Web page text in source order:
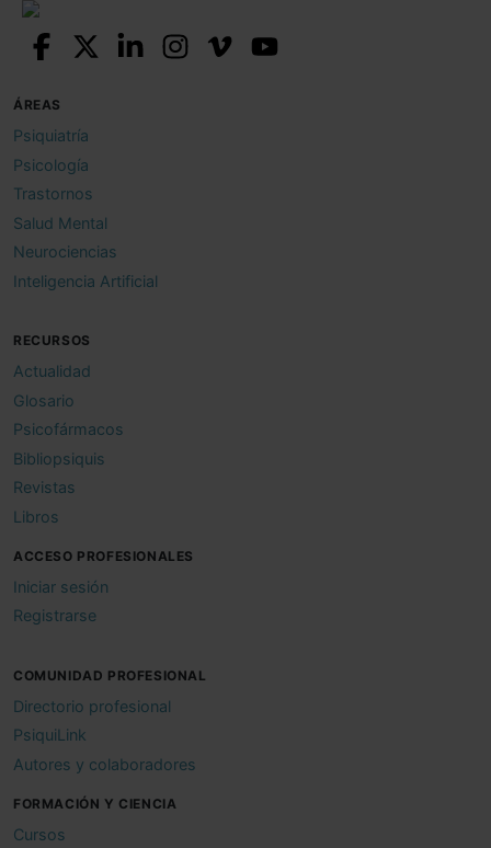
ÁREAS
Psiquiatría
Psicología
Trastornos
Salud Mental
Neurociencias
Inteligencia Artificial
RECURSOS
Actualidad
Glosario
Psicofármacos
Bibliopsiquis
Revistas
Libros
ACCESO PROFESIONALES
Iniciar sesión
Registrarse
COMUNIDAD PROFESIONAL
Directorio profesional
PsiquiLink
Autores y colaboradores
FORMACIÓN Y CIENCIA
Cursos